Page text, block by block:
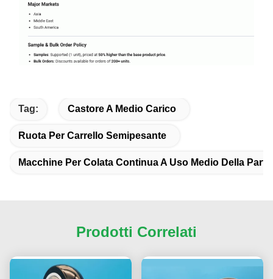
Tag: Castore A Medio Carico
Ruota Per Carrello Semipesante
Macchine Per Colata Continua A Uso Medio Della
Prodotti Correlati